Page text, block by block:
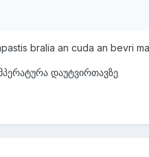
bralia an cuda an bevri
დაუტვირთავზე